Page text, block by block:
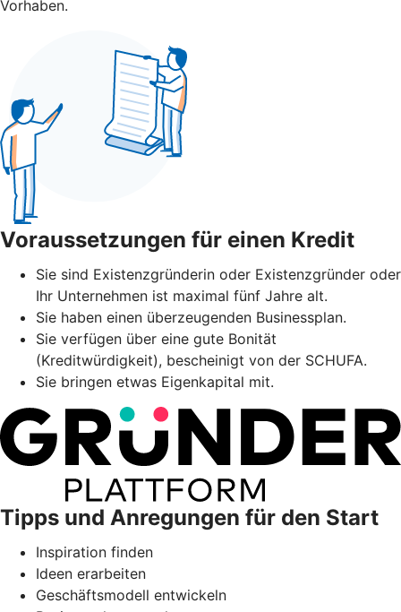
Vorhaben.
Voraussetzungen für einen Kredit
Sie sind Existenzgründerin oder Existenzgründer oder
Ihr Unternehmen ist maximal fünf Jahre alt.
Sie haben einen überzeugenden Businessplan.
Sie verfügen über eine gute Bonität
(Kreditwürdigkeit), bescheinigt von der SCHUFA.
Sie bringen etwas Eigenkapital mit.
Tipps und Anregungen für den Start
Inspiration finden
Ideen erarbeiten
Geschäftsmodell entwickeln